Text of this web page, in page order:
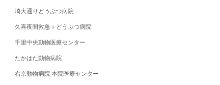
埼大通りどうぶつ病院
久喜夜間救急＋どうぶつ病院
千里中央動物医療センター
たかはた動物病院
右京動物病院 本院医療センター